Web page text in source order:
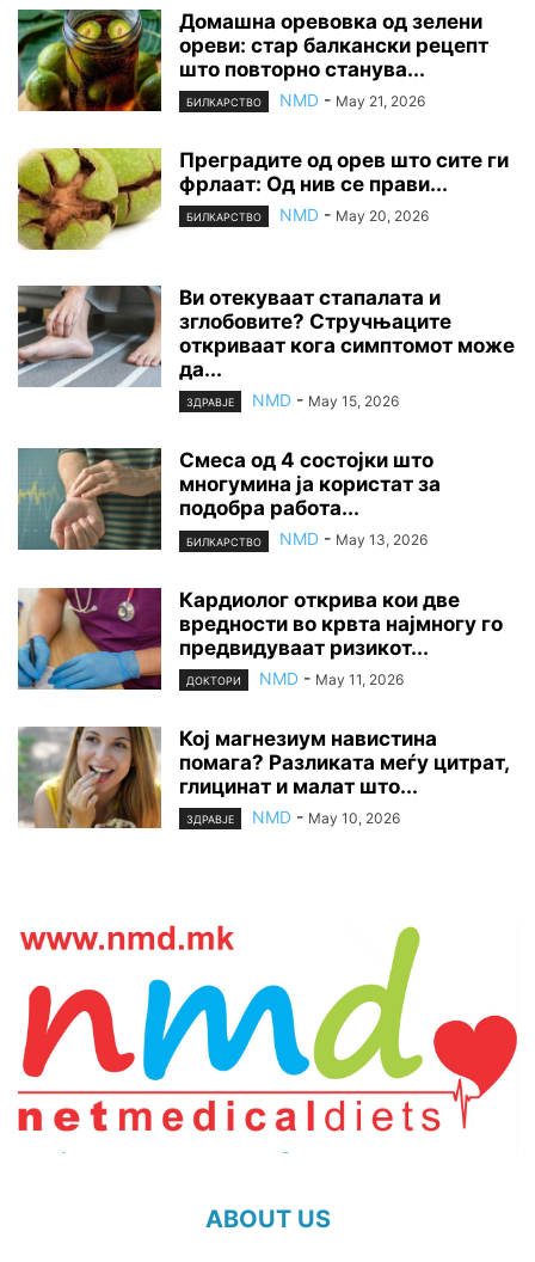
Домашна оревовка од зелени
ореви: стар балкански рецепт
што повторно станува...
БИЛКАРСТВО NMD - May 21, 2026
Преградите од орев што сите ги
фрлаат: Од нив се прави...
БИЛКАРСТВО NMD - May 20, 2026
Ви отекуваат стапалата и
зглобовите? Стручњаците
откриваат кога симптомот може
да...
ЗДРАВЈЕ NMD - May 15, 2026
Смеса од 4 состојки што
многумина ја користат за
подобра работа...
БИЛКАРСТВО NMD - May 13, 2026
Кардиолог открива кои две
вредности во крвта најмногу го
предвидуваат ризикот...
ДОКТОРИ NMD - May 11, 2026
Кој магнезиум навистина
помага? Разликата меѓу цитрат,
глицинат и малат што...
ЗДРАВЈЕ NMD - May 10, 2026
ABOUT US